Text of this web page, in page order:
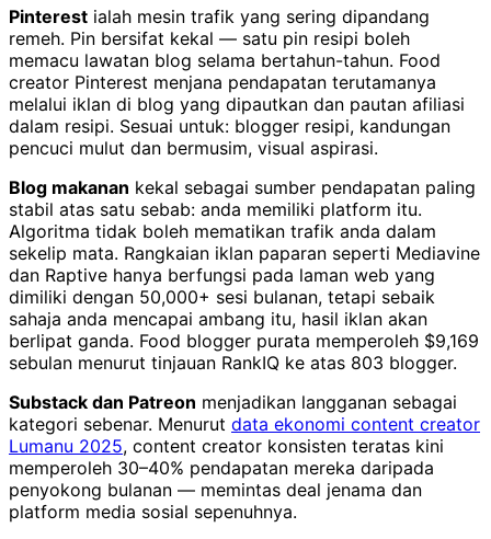
Pinterest ialah mesin trafik yang sering dipandang
remeh. Pin bersifat kekal — satu pin resipi boleh
memacu lawatan blog selama bertahun-tahun. Food
creator Pinterest menjana pendapatan terutamanya
melalui iklan di blog yang dipautkan dan pautan afiliasi
dalam resipi. Sesuai untuk: blogger resipi, kandungan
pencuci mulut dan bermusim, visual aspirasi.
Blog makanan kekal sebagai sumber pendapatan paling
stabil atas satu sebab: anda memiliki platform itu.
Algoritma tidak boleh mematikan trafik anda dalam
sekelip mata. Rangkaian iklan paparan seperti Mediavine
dan Raptive hanya berfungsi pada laman web yang
dimiliki dengan 50,000+ sesi bulanan, tetapi sebaik
sahaja anda mencapai ambang itu, hasil iklan akan
berlipat ganda. Food blogger purata memperoleh $9,169
sebulan menurut tinjauan RankIQ ke atas 803 blogger.
Substack dan Patreon menjadikan langganan sebagai
kategori sebenar. Menurut data ekonomi content creator
Lumanu 2025, content creator konsisten teratas kini
memperoleh 30–40% pendapatan mereka daripada
penyokong bulanan — memintas deal jenama dan
platform media sosial sepenuhnya.